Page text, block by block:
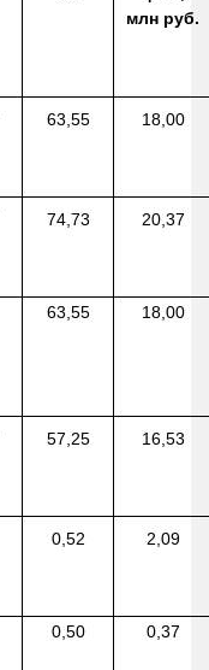
млн руб.
63,55 18,00
74,73 20,37
63,55 18,00
57,25 16,53
0,52 2,09
0,50 0,37